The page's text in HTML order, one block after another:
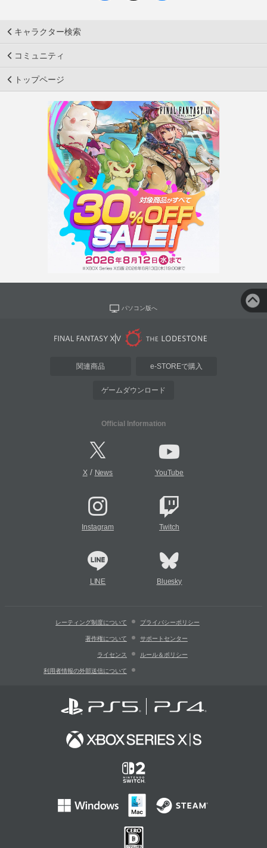
キャラクター検索
コミュニティ
トップページ
パソコン版へ
関連商品 e-STOREで購入
ゲームダウンロード
Official Information
X/ News YouTube
Instagram Twitch
LINE Bluesky
レーティング制度について プライバシーポリシー
著作権について サポートセンター
ライセンス ルール＆ポリシー
利用者情報の外部送信について